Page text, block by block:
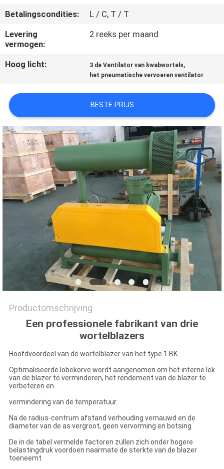
VERZOEK
OM EEN
CITAAT
NEWS
SITEMAP
PRIVACY
POLICY
Betalingscondities:
L / C, T / T
Levering
vermogen:
2 reeks per maand
Hoog licht: 3 de Ventilator van kwabwortels,
het pneumatische vervoeren ventilator
BESTE PRIJS
Productomschrijving
Een professionele fabrikant van drie
wortelblazers
Hoofdvoordeel van de wortelblazer van het type 1 BK
Optimaliseerde lobekorve wordt aangenomen om het interne lek
van de blazer te verminderen, het rendement van de blazer te
verbeteren en
vermindering van de temperatuur.
Na de radius-centrum afstand verhouding vernauwd en de
diameter van de as vergroot, geen vervorming en botsing
De in de tabel vermelde factoren zullen zich onder hogere
belastingdruk voordoen naarmate de sterkte van de blazer
toeneemt.